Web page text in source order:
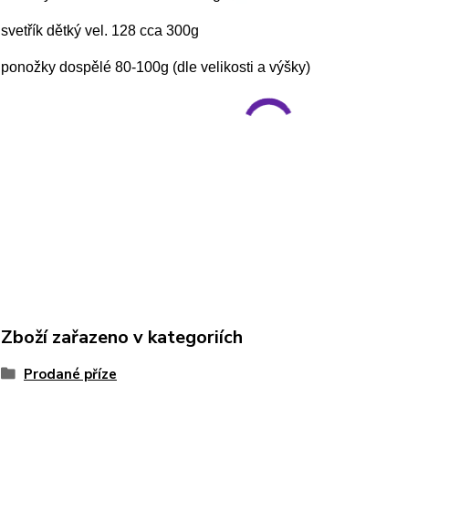
svetřík dětký vel. 128 cca 300g
ponožky dospělé 80-100g (dle velikosti a výšky)
Zboží zařazeno v kategoriích
Prodané příze